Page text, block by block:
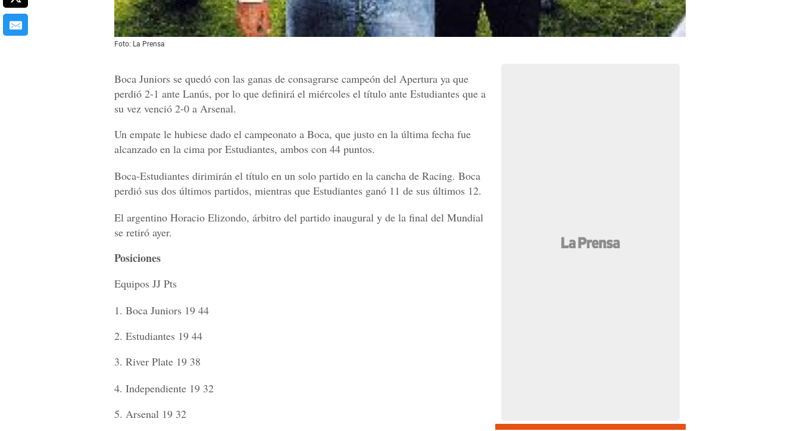
Foto: La Prensa
Boca Juniors se quedó con las ganas de consagrarse campeón del Apertura ya que
perdió 2-1 ante Lanús, por lo que definirá el miércoles el título ante Estudiantes que a
su vez venció 2-0 a Arsenal.
Un empate le hubiese dado el campeonato a Boca, que justo en la última fecha fue
alcanzado en la cima por Estudiantes, ambos con 44 puntos.
Boca-Estudiantes dirimirán el título en un solo partido en la cancha de Racing. Boca
perdió sus dos últimos partidos, mientras que Estudiantes ganó 11 de sus últimos 12.
El argentino Horacio Elizondo, árbitro del partido inaugural y de la final del Mundial
se retiró ayer.
Posiciones
Equipos JJ Pts
1. Boca Juniors 19 44
2. Estudiantes 19 44
3. River Plate 19 38
4. Independiente 19 32
5. Arsenal 19 32